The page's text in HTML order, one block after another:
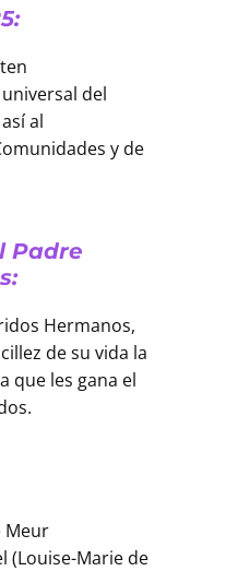
del
al
y de
Padre
Hermanos,
de su vida la
que les gana el
Meur
(Louise-Marie de